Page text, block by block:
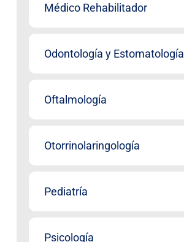
Médico Rehabilitador
Odontología y Estomatología
Oftalmología
Otorrinolaringología
Pediatría
Psicología